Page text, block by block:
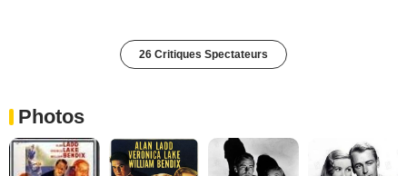
26 Critiques Spectateurs
Photos